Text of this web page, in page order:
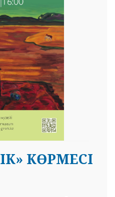
КӨРМЕСІ